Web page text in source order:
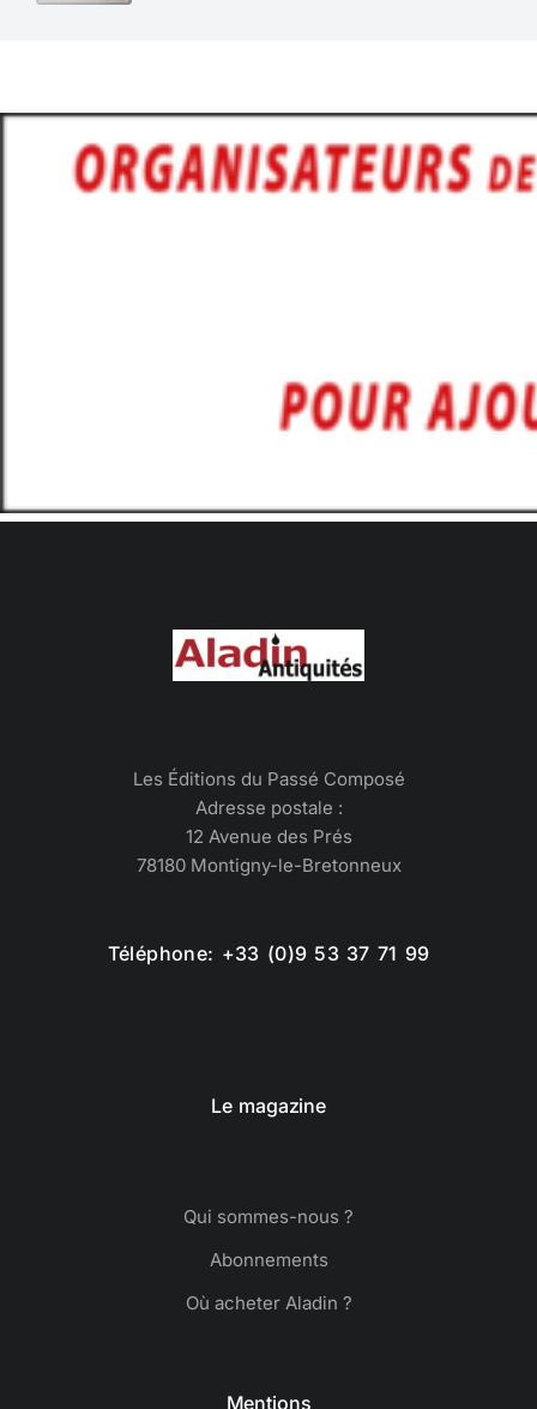
Les Éditions du Passé Composé
Adresse postale :
12 Avenue des Prés
78180 Montigny-le-Bretonneux
Téléphone: +33 (0)9 53 37 71 99
Le magazine
Qui sommes-nous ?
Abonnements
Où acheter Aladin ?
Mentions